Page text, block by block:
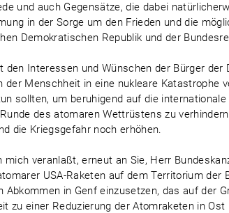
und auch Gegensätze, die dabei
in der Sorge um den Frieden und die
Demokratischen Republik und der
den Interessen und Wünschen der Bürger
der Menschheit in eine nukleare Katastrophe
sollten, um beruhigend auf die
des atomaren Wettrüstens zu
die Kriegsgefahr noch erhöhen.
veranlaßt, erneut an Sie, Herr
USA-Raketen auf dem Territorium der
Abkommen in Genf einzusetzen, das auf der
zu einer Reduzierung der Atomraketen in